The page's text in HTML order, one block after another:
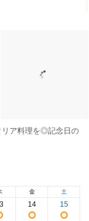
リア料理を◎記念日の
金
14
土
15